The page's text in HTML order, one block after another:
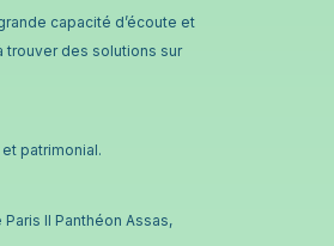
capacité d’écoute et
trouver des solutions sur
patrimonial.
II Panthéon Assas,